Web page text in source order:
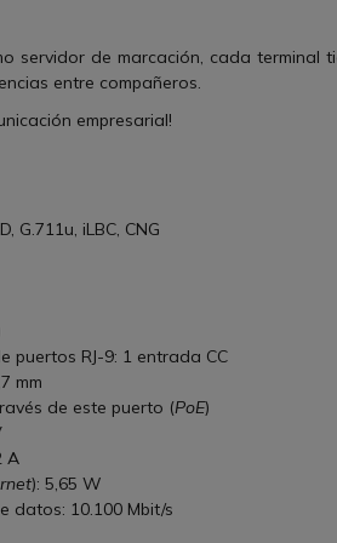
servidor de marcación, cada terminal
entre compañeros.
empresarial!
G.711u, iLBC, CNG
puertos RJ-9: 1 entrada CC
mm
de este puerto (PoE)
A
): 5,65 W
datos: 10.100 Mbit/s